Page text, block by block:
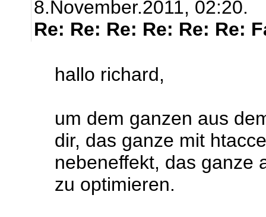
8.November.2011, 02:20.
Re: Re: Re: Re: Re: Re:
hallo richard,
um dem ganzen aus
dir, das ganze mit
nebeneffekt, das ganze
zu optimieren.